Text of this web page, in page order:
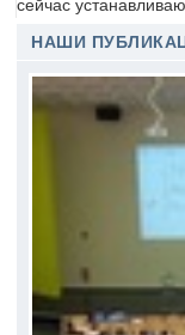
сейчас
НАШИ